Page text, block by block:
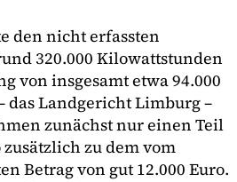
den nicht erfassten
320.000 Kilowattstunden
von insgesamt etwa 94.000
das Landgericht Limburg –
zunächst nur einen Teil
zusätzlich zu dem vom
Betrag von gut 12.000 Euro.